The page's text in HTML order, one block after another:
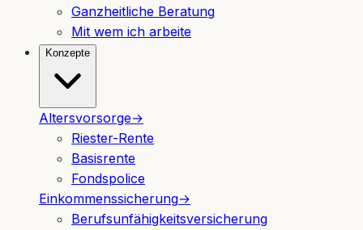
Ganzheitliche Beratung
Mit wem ich arbeite
Konzepte
Altersvorsorge→
Riester-Rente
Basisrente
Fondspolice
Einkommenssicherung→
Berufsunfähigkeitsversicherung